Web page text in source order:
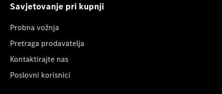
Savjetovanje pri kupnji
Probna vožnja
Pretraga prodavatelja
Kontaktirajte nas
Poslovni korisnici